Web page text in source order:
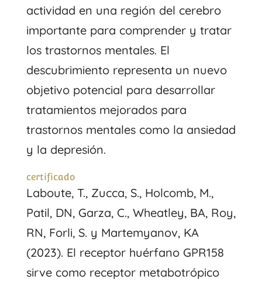
actividad en una región del cerebro
importante para comprender y tratar
los trastornos mentales. El
descubrimiento representa un nuevo
objetivo potencial para desarrollar
tratamientos mejorados para
trastornos mentales como la ansiedad
y la depresión.
certificado
Laboute, T., Zucca, S., Holcomb, M.,
Patil, DN, Garza, C., Wheatley, BA, Roy,
RN, Forli, S. y Martemyanov, KA
(2023). El receptor huérfano GPR158
sirve como receptor metabotrópico